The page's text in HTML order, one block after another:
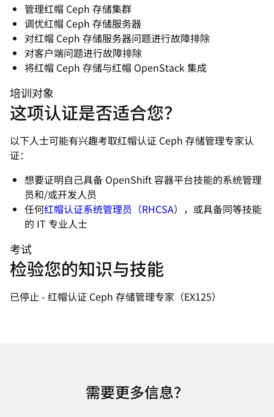
管理红帽 Ceph 存储集群
调优红帽 Ceph 存储服务器
对红帽 Ceph 存储服务器问题进行故障排除
对客户端问题进行故障排除
将红帽 Ceph 存储与红帽 OpenStack 集成
培训对象
这项认证是否适合您？
以下人士可能有兴趣考取红帽认证 Ceph 存储管理专家认
证：
想要证明自己具备 OpenShift 容器平台技能的系统管理
员和/或开发人员
任何红帽认证系统管理员（RHCSA），或具备同等技能
的 IT 专业人士
考试
检验您的知识与技能
已停止 - 红帽认证 Ceph 存储管理专家（EX125）
需要更多信息？